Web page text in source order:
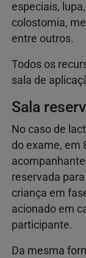
especiais,
colostomia,
entre outros.
Todos os
sala de
Sala
No caso de
do exame, em
reservada
criança em
acionado em
participante.
Da mesma